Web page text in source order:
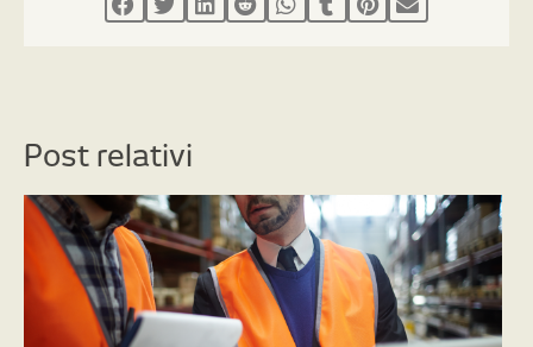
Post relativi